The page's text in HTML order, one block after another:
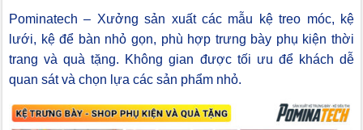
Pominatech – Xưởng sản xuất các mẫu kệ treo móc, kệ
lưới, kệ để bàn nhỏ gọn, phù hợp trưng bày phụ kiện thời
trang và quà tặng. Không gian được tối ưu để khách dễ
quan sát và chọn lựa các sản phẩm nhỏ.